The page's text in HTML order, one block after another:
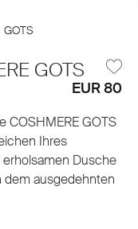
GOTS
GOTS
EUR 80
COSHMERE GOTS
Ihres
Dusche
dem ausgedehnten
Badteppich
mit den